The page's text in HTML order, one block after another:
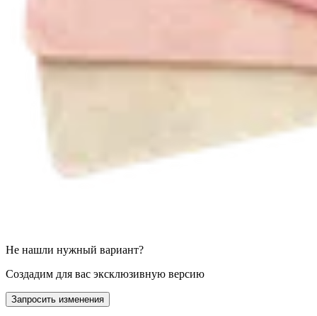
Не нашли нужный вариант?
Создадим для вас эксклюзивную версию
Запросить изменения